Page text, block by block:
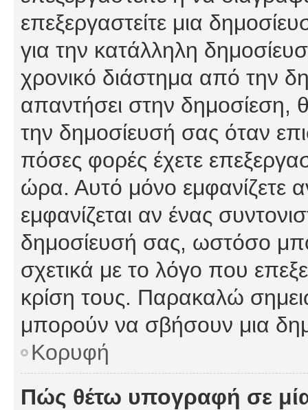
επεξεργαστείτε μια
για την κατάλληλη
χρονικό διάστημα από την
απαντήσει στην δημοσίεση,
την δημοσίευσή σας όταν
πόσες φορές έχετε
ώρα. Αυτό μόνο εμφανίζετε
εμφανίζεται αν ένας
δημοσίευσή σας, ωστόσο
σχετικά με το λόγο που
κρίση τους. Παρακαλώ
μπορούν να σβήσουν μια
Κορυφή
Πώς θέτω υπογραφή σε